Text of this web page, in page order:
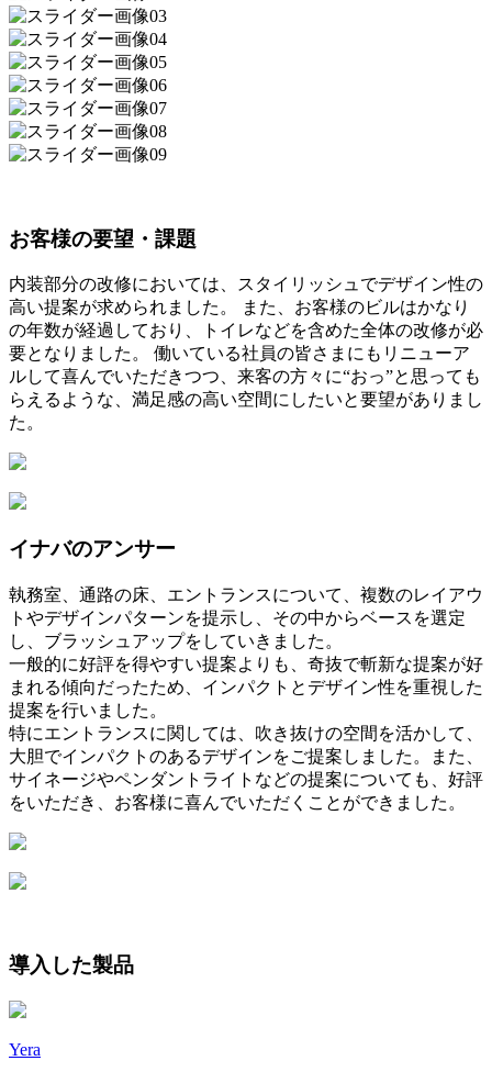
お客様の要望・課題
内装部分の改修においては、スタイリッシュでデザイン性の
高い提案が求められました。 また、お客様のビルはかなり
の年数が経過しており、トイレなどを含めた全体の改修が必
要となりました。 働いている社員の皆さまにもリニューア
ルして喜んでいただきつつ、来客の方々に“おっ”と思っても
らえるような、満足感の高い空間にしたいと要望がありまし
た。
イナバのアンサー
執務室、通路の床、エントランスについて、複数のレイアウ
トやデザインパターンを提示し、その中からベースを選定
し、ブラッシュアップをしていきました。
一般的に好評を得やすい提案よりも、奇抜で斬新な提案が好
まれる傾向だったため、インパクトとデザイン性を重視した
提案を行いました。
特にエントランスに関しては、吹き抜けの空間を活かして、
大胆でインパクトのあるデザインをご提案しました。また、
サイネージやペンダントライトなどの提案についても、好評
をいただき、お客様に喜んでいただくことができました。
導入した製品
Yera